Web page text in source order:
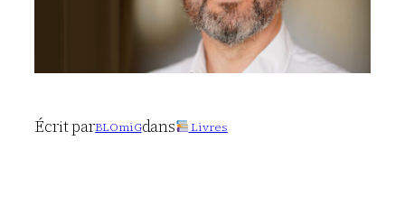
Écrit parBLOmiGdans Livres